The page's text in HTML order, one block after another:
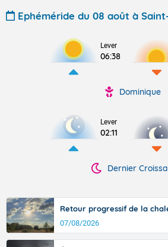
Ephéméride du 08 août à
Lever
06:38
Dominique
Lever
02:11
Dernier
Retour progressif de la
07/08/2026